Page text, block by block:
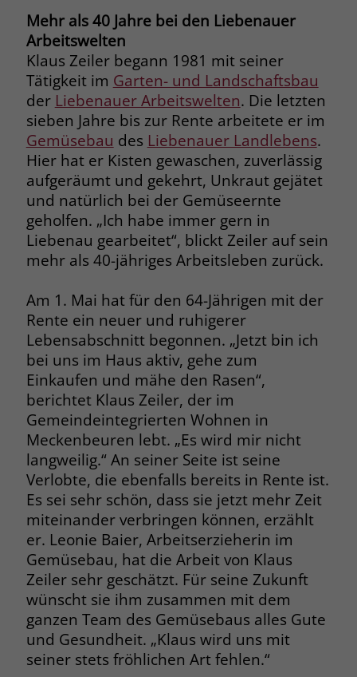
Mehr als 40 Jahre bei den Liebenauer
Arbeitswelten
Klaus Zeiler begann 1981 mit seiner
Tätigkeit im Garten- und Landschaftsbau
der Liebenauer Arbeitswelten. Die letzten
sieben Jahre bis zur Rente arbeitete er im
Gemüsebau des Liebenauer Landlebens.
Hier hat er Kisten gewaschen, zuverlässig
aufgeräumt und gekehrt, Unkraut gejätet
und natürlich bei der Gemüseernte
geholfen. „Ich habe immer gern in
Liebenau gearbeitet“, blickt Zeiler auf sein
mehr als 40-jähriges Arbeitsleben zurück.
Am 1. Mai hat für den 64-Jährigen mit der
Rente ein neuer und ruhigerer
Lebensabschnitt begonnen. „Jetzt bin ich
bei uns im Haus aktiv, gehe zum
Einkaufen und mähe den Rasen“,
berichtet Klaus Zeiler, der im
Gemeindeintegrierten Wohnen in
Meckenbeuren lebt. „Es wird mir nicht
langweilig.“ An seiner Seite ist seine
Verlobte, die ebenfalls bereits in Rente ist.
Es sei sehr schön, dass sie jetzt mehr Zeit
miteinander verbringen können, erzählt
er. Leonie Baier, Arbeitserzieherin im
Gemüsebau, hat die Arbeit von Klaus
Zeiler sehr geschätzt. Für seine Zukunft
wünscht sie ihm zusammen mit dem
ganzen Team des Gemüsebaus alles Gute
und Gesundheit. „Klaus wird uns mit
seiner stets fröhlichen Art fehlen.“
Name _gcl_dc
Anbieter Google Ads
Laufzeit 90 Tage
Zweck
Dieses Cookie wird gesetzt, wenn ein
User über einen Klick auf eine Google
Werbeanzeige auf die Website gelangt.
Es enthält Informationen darüber,
welche Werbeanzeige geklickt wurde,
sodass erzielte Erfolge wie z.B.
Bestellungen oder Kontaktanfragen der
Name _fbp
Anbieter Facebook
Laufzeit 3 Monate
Zweck
Der Zweck von _fbp ist vollständig auf
die Werbe- und Analysebemühungen
von Facebook zurückzuführen. Dieses
Cookie ist ein Erstanbieter-Cookie, d. h.
Facebook platziert es, während ein
Verbraucher auf Facebook ist. Dieses
Cookie verfolgt die Besuche eines
Nutzers auf verschiedenen Websites
und meldet dieses Verhalten an
Facebook. Facebook kann dann die
gesammelten Daten nutzen, um den
Nutzer besser zu verstehen und
bessere, relevantere Werbung zu
zeigen. Das _fbp-Cookie sammelt keine